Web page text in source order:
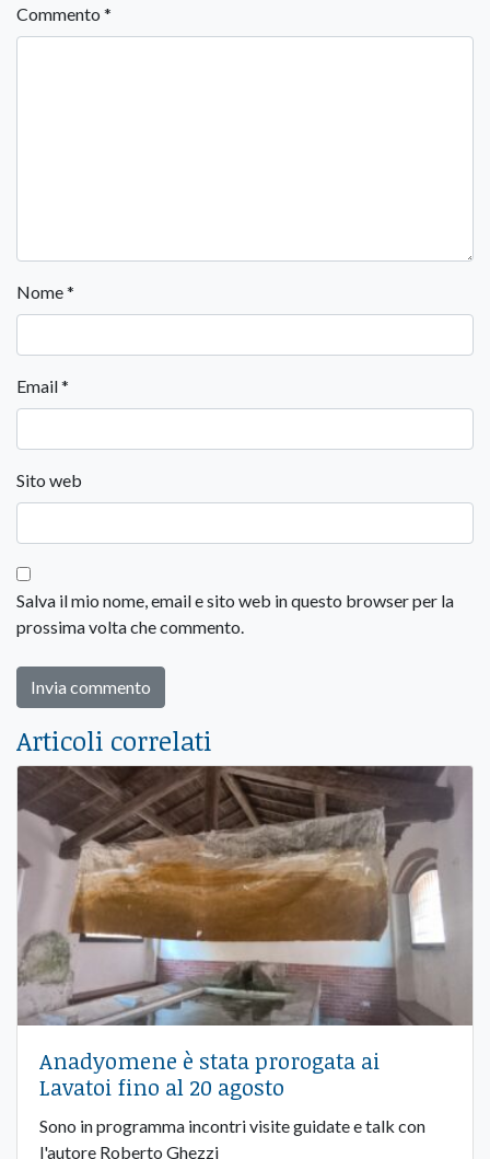
Commento *
Nome*
Email*
Sito web
Salva il mio nome, email e sito web in questo browser per la
prossima volta che commento.
Articoli correlati
Anadyomene è stata prorogata ai
Lavatoi fino al 20 agosto
Sono in programma incontri visite guidate e talk con
l'autore Roberto Ghezzi